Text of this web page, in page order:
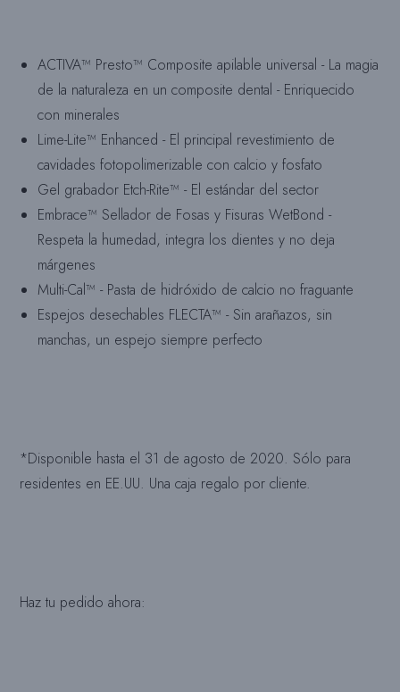
ACTIVA™ Presto™ Composite apilable universal - La magia
de la naturaleza en un composite dental - Enriquecido
con minerales
Lime-Lite™ Enhanced - El principal revestimiento de
cavidades fotopolimerizable con calcio y fosfato
Gel grabador Etch-Rite™ - El estándar del sector
Embrace™ Sellador de Fosas y Fisuras WetBond -
Respeta la humedad, integra los dientes y no deja
márgenes
Multi-Cal™ - Pasta de hidróxido de calcio no fraguante
Espejos desechables FLECTA™ - Sin arañazos, sin
manchas, un espejo siempre perfecto
*Disponible hasta el 31 de agosto de 2020. Sólo para
residentes en EE.UU. Una caja regalo por cliente.
Haz tu pedido ahora: